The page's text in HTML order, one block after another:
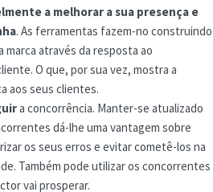
a melhorar a sua presença e
. As ferramentas fazem-no construindo
marca através da resposta ao
O que, por sua vez, mostra a
aos seus clientes.
a concorrência. Manter-se atualizado
dá-lhe uma vantagem sobre
os seus erros e evitar cometê-los na
Também pode utilizar os concorrentes
vai prosperar.